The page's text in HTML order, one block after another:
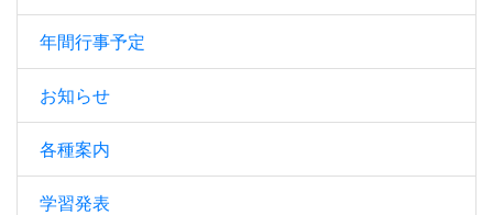
年間行事予定
お知らせ
各種案内
学習発表